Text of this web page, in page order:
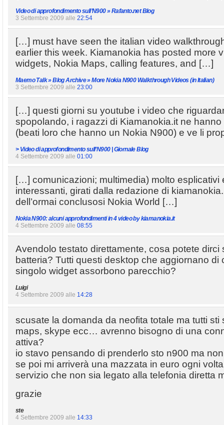
Video di approfondimento sull’N900 » Rafanto.net Blog
3 Settembre 2009 alle 22:54
[…] must have seen the italian video
earlier this week. Kiamanokia has posted more
widgets, Nokia Maps, calling features, and […]
Maemo Talk » Blog Archive » More Nokia N900 Walkthrough Videos (in Italian)
3 Settembre 2009 alle 23:00
[…] questi giorni su youtube i video che
spopolando, i ragazzi di Kiamanokia.it ne hanno
(beati loro che hanno un Nokia N900) e ve li
> Video di approfondimento sull’N900 | Giornale Blog
4 Settembre 2009 alle 01:00
[…] comunicazioni; multimedia) molto esplicativi
interessanti, girati dalla redazione di
dell’ormai conclusosi Nokia World […]
Nokia N900: alcuni approfondimenti in 4 video by kiamanokia.it
4 Settembre 2009 alle 08:55
Avendolo testato direttamente, cosa potete dirci
batteria? Tutti questi desktop che aggiornano di
singolo widget assorbono parecchio?
Luigi
4 Settembre 2009 alle 14:28
scusate la domanda da neofita totale ma tutti sti
maps, skype ecc… avrenno bisogno di una
attiva?
io stavo pensando di prenderlo sto n900 ma
se poi mi arriverà una mazzata in euro ogni
servizio che non sia legato alla telefonia diretta
grazie
ste
4 Settembre 2009 alle 14:33